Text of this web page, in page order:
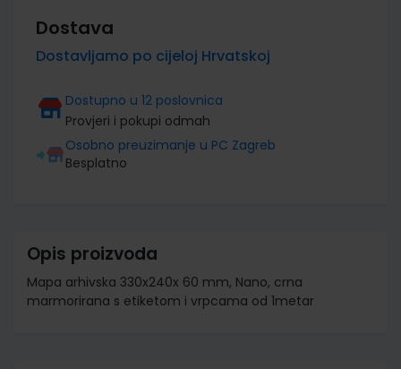
Dostava
Dostavljamo po cijeloj Hrvatskoj
Dostupno u 12 poslovnica
Provjeri i pokupi odmah
Osobno preuzimanje u PC Zagreb
Besplatno
Opis proizvoda
Mapa arhivska 330x240x 60 mm, Nano, crna
marmorirana s etiketom i vrpcama od 1metar